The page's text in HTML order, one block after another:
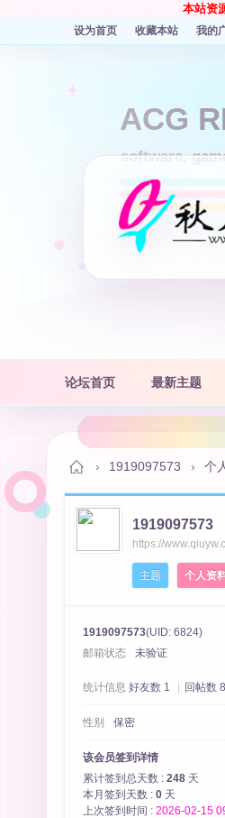
本站资
设为首页 收藏本站 我的
论坛首页 最新主题
› 1919097573 › 个
1919097573
https://
主题 个人资
1919097573(UID: 6824)
邮箱状态
未验证
统计信息 好友数 1 回帖数
性别 保密
该会员签到详情
累计签到总天数 : 248 天
本月签到天数 : 0 天
上次签到时间 : 2026-02-15